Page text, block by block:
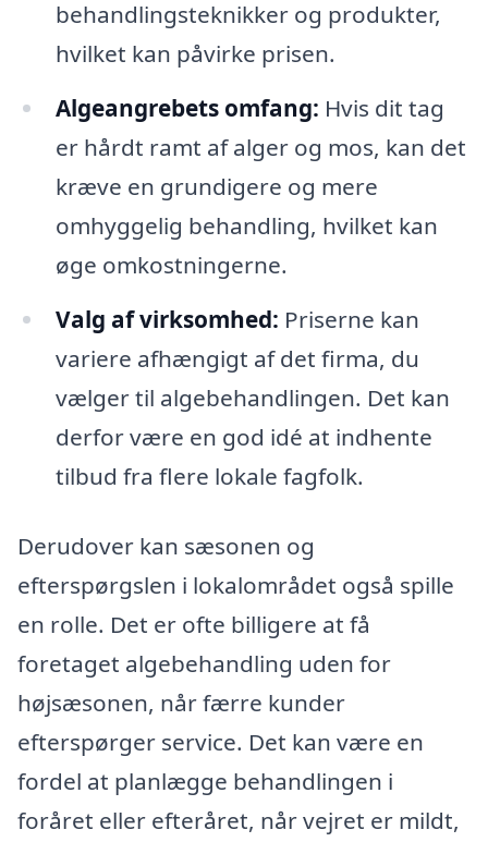
behandlingsteknikker og produkter,
hvilket kan påvirke prisen.
Algeangrebets omfang: Hvis dit tag
er hårdt ramt af alger og mos, kan det
kræve en grundigere og mere
omhyggelig behandling, hvilket kan
øge omkostningerne.
Valg af virksomhed: Priserne kan
variere afhængigt af det firma, du
vælger til algebehandlingen. Det kan
derfor være en god idé at indhente
tilbud fra flere lokale fagfolk.
Derudover kan sæsonen og
efterspørgslen i lokalområdet også spille
en rolle. Det er ofte billigere at få
foretaget algebehandling uden for
højsæsonen, når færre kunder
efterspørger service. Det kan være en
fordel at planlægge behandlingen i
foråret eller efteråret, når vejret er mildt,